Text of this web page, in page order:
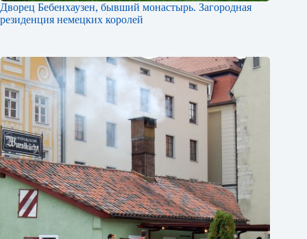
Дворец Бебенхаузен, бывший монастырь. Загородная
резиденция немецких королей